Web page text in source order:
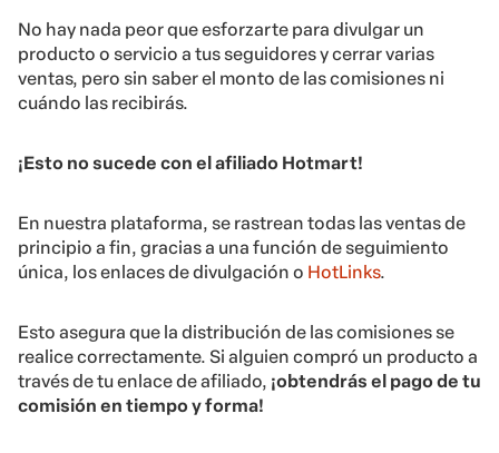
No hay nada peor que esforzarte para divulgar un
producto o servicio a tus seguidores y cerrar varias
ventas, pero sin saber el monto de las comisiones ni
cuándo las recibirás.
¡Esto no sucede con el afiliado Hotmart!
En nuestra plataforma, se rastrean todas las ventas de
principio a fin, gracias a una función de seguimiento
única, los enlaces de divulgación o HotLinks.
Esto asegura que la distribución de las comisiones se
realice correctamente. Si alguien compró un producto a
través de tu enlace de afiliado, ¡obtendrás el pago de tu
comisión en tiempo y forma!